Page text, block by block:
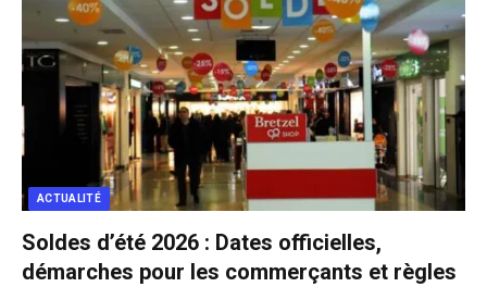
ACTUALITÉ
Soldes d’été 2026 : Dates officielles,
démarches pour les commerçants et règles